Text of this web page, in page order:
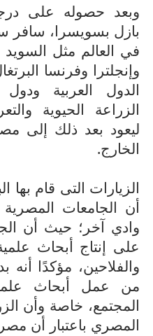
وبعد حصوله على
بازل بسويسرا، سافر
في العالم مثل السويد
وإنجلترا وفرنسا
الدول العربية
الزراعة الحيوية
ليعود بعد ذلك إلى
الخارج.
الزيارات التى قام
أن الجامعات
وادي آخر؛ حيث أن
على إنتاج أبحاث
والفلاحين، مؤكدًا أنه
من عمل أبحاث
المجتمع، خاصة وأن
المصري باعتبار أن